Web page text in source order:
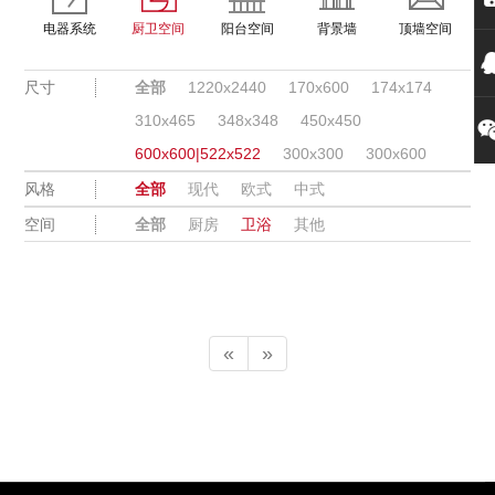
电器系统 厨卫空间 阳台空间 背景墙 顶墙空间
尺寸 全部 1220x2440 170x600
174x174
310x465
348x348
450x450
600x600|522x522
300x300
300x600
风格
全部 现代 欧式
中式
空间
全部 厨房 卫浴 其他
« »